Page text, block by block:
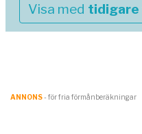
Visa med tidigare
ANNONS- för fria förmånberäkningar